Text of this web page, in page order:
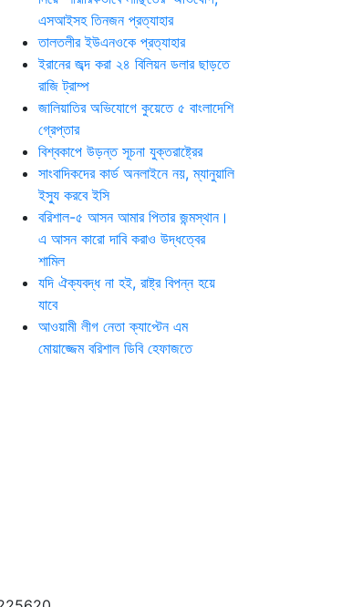
এসআইসহ তিনজন প্রত্যাহার
তালতলীর ইউএনওকে প্রত্যাহার
ইরানের জব্দ করা ২৪ বিলিয়ন ডলার ছাড়তে
রাজি ট্রাম্প
জালিয়াতির অভিযোগে কুয়েতে ৫ বাংলাদেশি
গ্রেপ্তার
বিশ্বকাপে উড়ন্ত সূচনা যুক্তরাষ্ট্রের
সাংবাদিকদের কার্ড অনলাইনে নয়, ম্যানুয়ালি
ইস্যু করবে ইসি
বরিশাল-৫ আসন আমার পিতার জন্মস্থান।
এ আসন কারো দাবি করাও উদ্ধত্বের
শামিল
যদি ঐক্যবদ্ধ না হই, রাষ্ট্র বিপন্ন হয়ে
যাবে
আওয়ামী লীগ নেতা ক্যাপ্টেন এম
মোয়াজ্জেম বরিশাল ডিবি হেফাজতে